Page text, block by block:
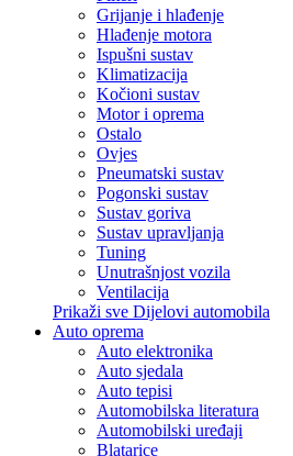
Grijanje i hlađenje
Hlađenje motora
Ispušni sustav
Klimatizacija
Kočioni sustav
Motor i oprema
Ostalo
Ovjes
Pneumatski sustav
Pogonski sustav
Sustav goriva
Sustav upravljanja
Tuning
Unutrašnjost vozila
Ventilacija
Prikaži sve Dijelovi automobila
Auto oprema
Auto elektronika
Auto sjedala
Auto tepisi
Automobilska literatura
Automobilski uređaji
Blatarice